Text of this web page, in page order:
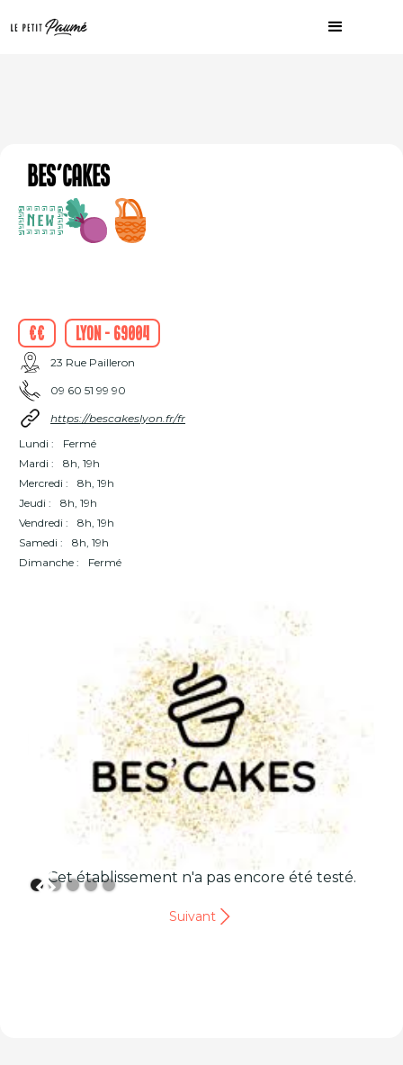
Bes'cakes
€€ Lyon - 69004
23 Rue Pailleron
09 60 51 99 90
https://bescakeslyon.fr/fr
Lundi :
Fermé
Mardi :
8h, 19h
Mercredi :
8h, 19h
Jeudi :
8h, 19h
Vendredi :
8h, 19h
Samedi :
8h, 19h
Dimanche :
Fermé
Cet établissement n'a pas encore été testé.
Suivant